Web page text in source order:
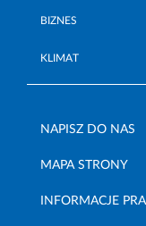
BIZNES
KLIMAT
NAPISZ DO NAS
MAPA STRONY
INFORMACJE